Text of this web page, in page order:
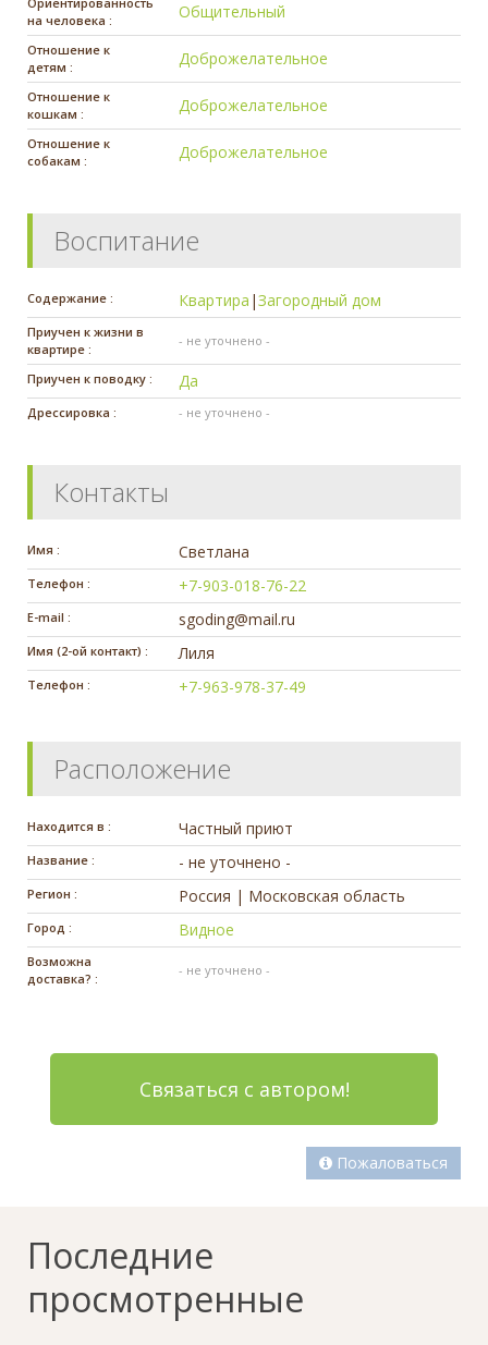
на человека :
Общительный
Отношение к
детям :
Доброжелательное
Отношение к
кошкам :
Доброжелательное
Отношение к
собакам :
Доброжелательное
Воспитание
Содержание : Квартира |Загородный дом
Приучен к жизни в
квартире :
- не уточнено -
Приучен к поводку : Да
Дрессировка : - не уточнено -
Контакты
Имя : Светлана
Телефон : +7-903-018-76-22
E-mail : sgoding@mail.ru
Имя (2-ой контакт) : Лиля
Телефон : +7-963-978-37-49
Расположение
Находится в : Частный приют
Название : - не уточнено -
Регион : Россия | Московская область
Город : Видное
Возможна
доставка? :
- не уточнено -
Связаться с автором!
Пожаловаться
Последние
просмотренные